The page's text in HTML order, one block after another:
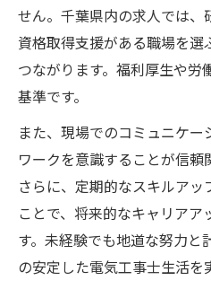
せん。千葉県内の求人では、
資格取得支援がある職場を
つながります。福利厚生や
基準です。
また、現場でのコミュニケ
ワークを意識することが信頼
さらに、定期的なスキルア
ことで、将来的なキャリアア
す。未経験でも地道な努力と
の安定した電気工事士生活を